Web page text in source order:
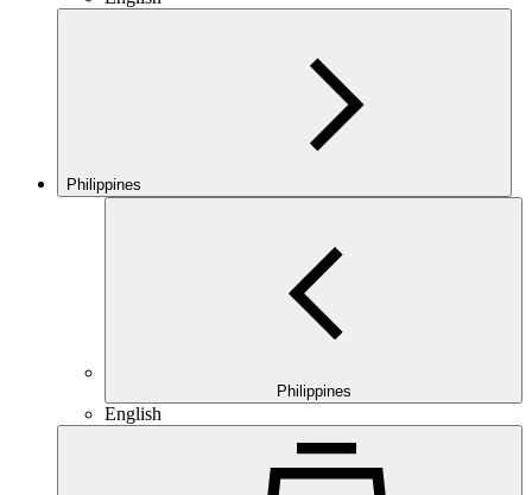
Philippines
Philippines
English